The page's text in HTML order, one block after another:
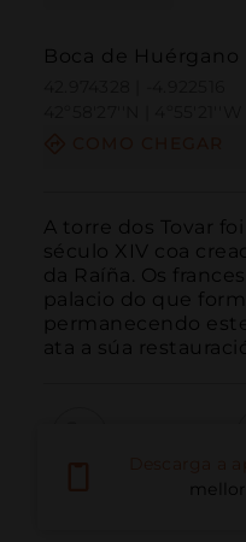
Boca de Huérgano
A torre dos Tovar
século XIV coa
da Raíña. Os
palacio do que
permanecendo
ata a súa